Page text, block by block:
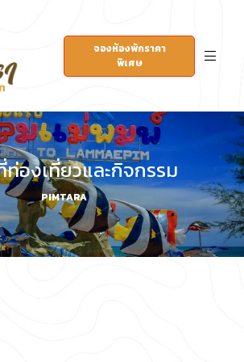
จองห้องพักราคา
พิเศษ
องเที่ยวและกิจกรรม
PIMTARA